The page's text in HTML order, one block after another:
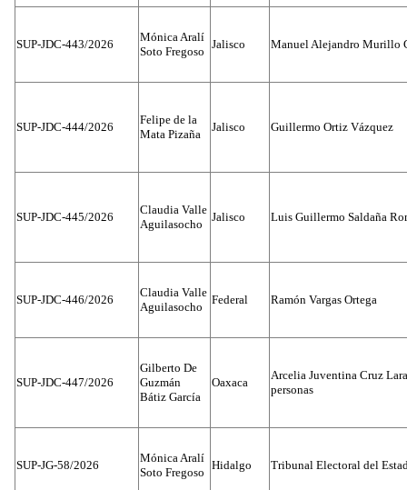
SUP-JDC-443/2026
Mónica Aralí
Soto Fregoso
Jalisco Manuel Alejandro Murillo
SUP-JDC-444/2026
Felipe de la
Mata Pizaña
Jalisco Guillermo Ortiz Vázquez
SUP-JDC-445/2026
Claudia Valle
Aguilasocho
Jalisco Luis Guillermo Saldaña
SUP-JDC-446/2026
Claudia Valle
Aguilasocho
Federal Ramón Vargas Ortega
SUP-JDC-447/2026
Gilberto De
Guzmán
Bátiz García
Oaxaca
Arcelia Juventina Cruz
personas
SUP-JG-58/2026
Mónica Aralí
Soto Fregoso
Hidalgo Tribunal Electoral del